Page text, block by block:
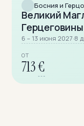
Босния и
Великий
Герцеговины
6 – 13 июня 2027·8
ОТ
713€